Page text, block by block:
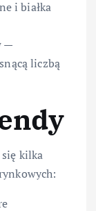
i białka
—
liczbą
kilka